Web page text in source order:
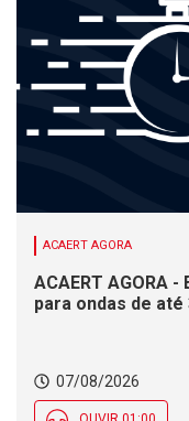
ACAERT AGORA
ACAERT AGORA
para ondas de
07/08/2026